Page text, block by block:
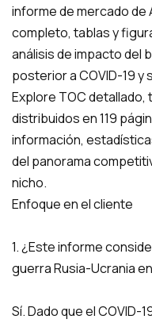
informe de mercado de
completo, tablas y
análisis de impacto del
posterior a COVID-19
Explore TOC
distribuidos en 119
información,
del panorama
nicho.
Enfoque en el cliente
1. ¿Este informe
guerra Rusia-Ucrania
Sí. Dado que el COVID-